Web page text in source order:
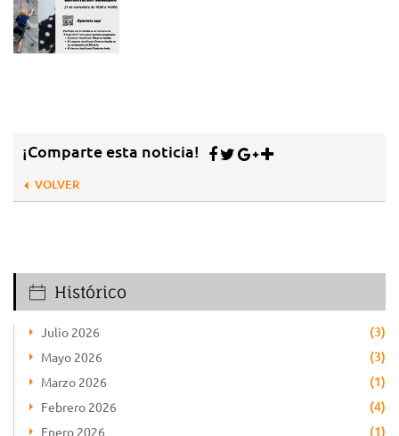
¡Comparte esta noticia!
VOLVER
Histórico
Julio 2026 (3)
Mayo 2026 (3)
Marzo 2026 (1)
Febrero 2026 (4)
Enero 2026 (1)